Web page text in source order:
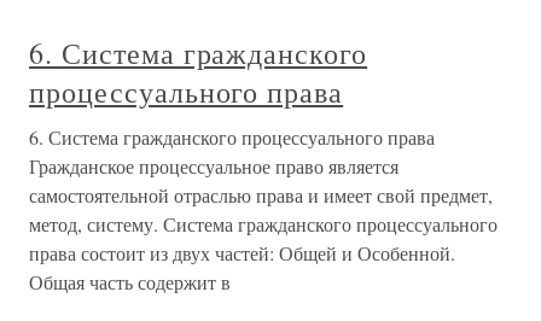
6. Система гражданского
процессуального права
6. Система гражданского процессуального права
Гражданское процессуальное право является
самостоятельной отраслью права и имеет свой предмет,
метод, систему. Система гражданского процессуального
права состоит из двух частей: Общей и Особенной.
Общая часть содержит в